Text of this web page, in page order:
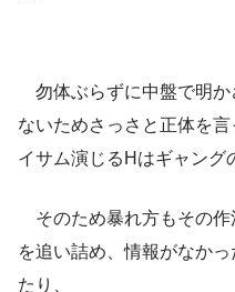
勿体ぶらずに中盤で明か
ないためさっさと正体を
イサム演じるHはギャング
そのため暴れ方もその作
を追い詰め、情報がなか
たり、